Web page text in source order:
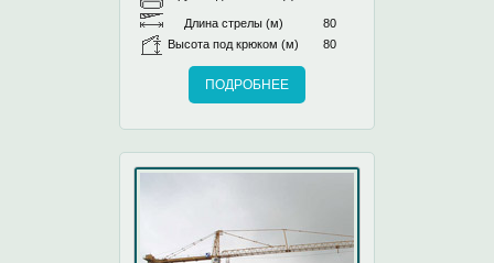
Длина стрелы (м)
80
Высота под крюком (м)
80
ПОДРОБНЕЕ